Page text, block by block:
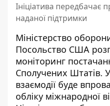
Ініціатива передбачає
наданої підтримки
Міністерство
Посольство США
моніторинг
Сполучених Штатів.
взаємодії буде
обліку міжнародної